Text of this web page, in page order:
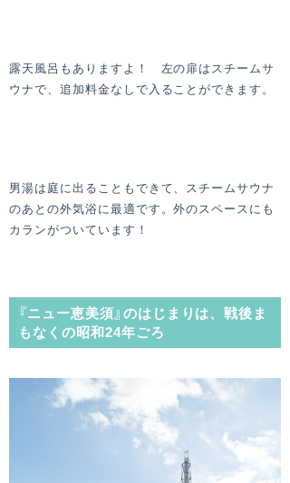
露天風呂もありますよ！ 左の扉はスチームサ
ウナで、追加料金なしで入ることができます。
男湯は庭に出ることもできて、スチームサウナ
のあとの外気浴に最適です。外のスペースにも
カランがついています！
『ニュー恵美須』のはじまりは、戦後ま
もなくの昭和24年ごろ